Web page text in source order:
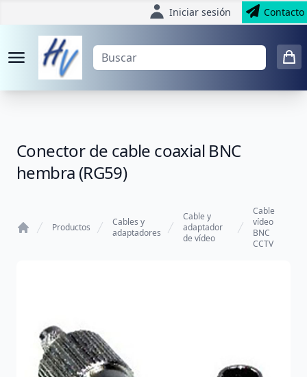
Iniciar sesión Contacto
Conector de cable coaxial BNC
hembra (RG59)
Productos
Cables y
adaptadores
Cable y
adaptador
de vídeo
Cable
vídeo
BNC
CCTV